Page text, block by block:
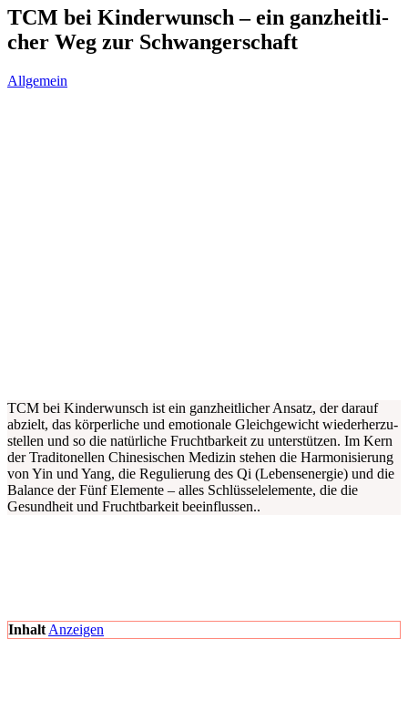
TCM bei Kin­der­wunsch – ein ganz­heit­li­
cher Weg zur Schwan­ger­schaft
Allgemein
TCM bei Kin­der­wunsch ist ein ganz­heit­li­cher Ansatz, der dar­auf
abzielt, das kör­per­li­che und emo­tio­na­le Gleich­ge­wicht wie­der­her­zu­
stel­len und so die natür­li­che Frucht­bar­keit zu unter­stüt­zen. Im Kern
der Tra­di­to­nel­len Chi­ne­si­schen Medi­zin ste­hen die Har­mo­ni­sie­rung
von Yin und Yang, die Regu­lie­rung des Qi (Lebens­en­er­gie) und die
Balan­ce der Fünf Ele­men­te – alles Schlüs­sel­ele­men­te, die die
Gesund­heit und Frucht­bar­keit beein­flus­sen..
Inhalt Anzei­gen